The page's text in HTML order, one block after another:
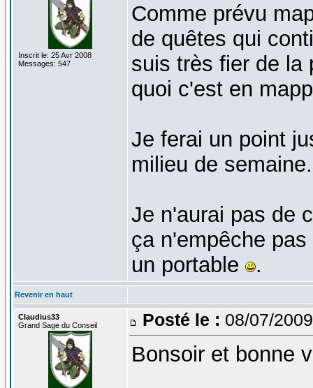
Inscrit le: 25 Avr 2008
Messages: 547
Comme prévu
de quêtes qui
suis très fier de la
quoi c'est en
Je ferai un point
milieu de semaine.
Je n'aurai pas de
ça n'empêche
un portable
.
Revenir en haut
Claudius33
Grand Sage du Conseil
Posté le : 08/07/
Bonsoir et bonne